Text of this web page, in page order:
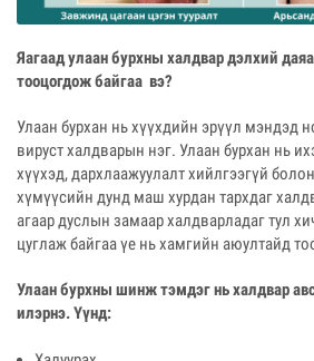
Яагаад улаан бурхны халдвар дэлхий
тооцогдож байгаа вэ?
Улаан бурхан нь хүүхдийн эрүүл мэндэд
вируст халдварын нэг. Улаан бурхан нь
хүүхэд, дархлаажуулалт хийлгээгүй
хүмүүсийн дунд маш хурдан тархдаг
агаар дуслын замаар халдварладаг тул
цуглаж байгаа үе нь хамгийн аюултайд
Улаан бурхны шинж тэмдэг нь халдвар
илэрнэ. Үүнд: